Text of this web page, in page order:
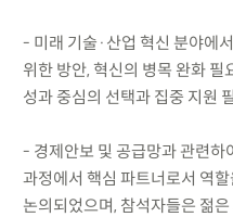
- 미래 기술·산업 혁신 분야에
위한 방안, 혁신의 병목 완화
성과 중심의 선택과 집중 지원
- 경제안보 및 공급망과 관련하
과정에서 핵심 파트너로서 역
논의되었으며, 참석자들은 젊